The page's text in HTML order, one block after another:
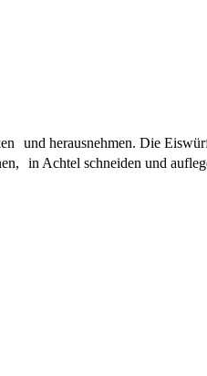
und herausnehmen. Die
in Achtel schneiden und